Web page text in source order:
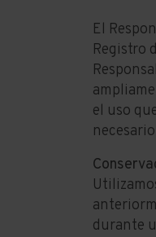
El
Registro
el uso
durante